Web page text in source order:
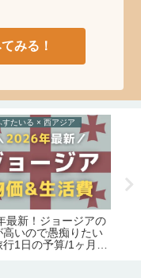
みる！
すたいる × 西アジア
最新！ジョージアの
高いので愚痴りたい
行1日の予算/1ヶ月の